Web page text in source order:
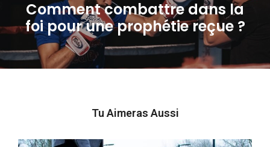
Next
post:
Comment combattre dans la
foi pour une prophétie reçue ?
Tu Aimeras Aussi